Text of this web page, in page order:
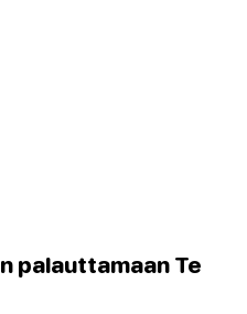
palauttamaan Te